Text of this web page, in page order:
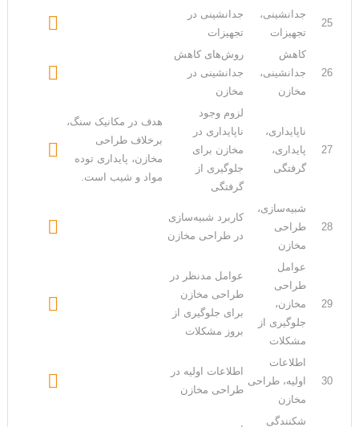
25
جدانشینی،
تجهیزات
جدانشینی در
تجهیزات

26
کاهش
جدانشینی،
مخازن
روش‌های کاهش
جدانشینی در
مخازن

27
ناپایداری،
پایداری،
گرفتگی
لزوم وجود
ناپایداری در
مخازن برای
جلوگیری از
گرفتگی
هدف در مکانیک سنگ،
برخلاف طراحی
مخازن، پایداری توده
مواد و شیب است.

28
شبیه‌سازی،
طراحی
مخازن
کاربرد شبیه‌سازی
در طراحی مخازن

29
عوامل
طراحی
مخازن،
جلوگیری از
مشکلات
عوامل مدنظر در
طراحی مخازن
برای جلوگیری از
بروز مشکلات

30
اطلاعات
اولیه، طراحی
مخازن
اطلاعات اولیه در
طراحی مخازن

شکنندگی